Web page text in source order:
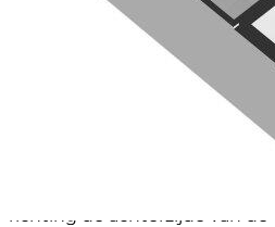
IN DE WOONKAMER
Vanuit de hal stap je de
direct de prettige ruimte en
de voorzijde zorgen twee
daglicht rijkelijk naar binnen
een open en aangename
plaats voor een royale
eethoek waardoor dit een
voor het hele gezin.
richting de achterzijde van